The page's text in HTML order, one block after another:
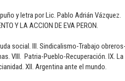
y letra por Lic. Pablo Adrián Vázquez.
Y LA ACCION DE EVA PERON.
social. III. Sindicalismo-Trabajo
VIII. Patria-Pueblo-Recuperación. IX.
XII. Argentina ante el mundo.